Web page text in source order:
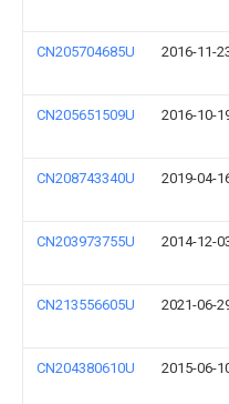
CN205704685U 2016-11-
CN205651509U 2016-10-
CN208743340U 2019-04-
CN203973755U 2014-12-
CN213556605U 2021-06-
CN204380610U 2015-06-